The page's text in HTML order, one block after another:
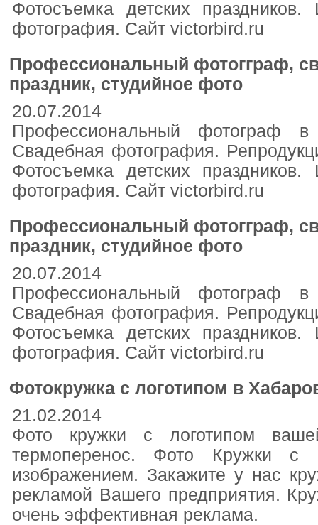
Фотосъемка детских
фотография. Сайт victorbird.ru
Профессиональный фотогграф,
праздник, студийное фото
20.07.2014
Профессиональный фотограф в
Свадебная фотография.
Фотосъемка детских
фотография. Сайт victorbird.ru
Профессиональный фотогграф,
праздник, студийное фото
20.07.2014
Профессиональный фотограф в
Свадебная фотография.
Фотосъемка детских
фотография. Сайт victorbird.ru
Фотокружка с логотипом в
21.02.2014
Фото кружки с логотипом
термоперенос. Фото Кружки
изображением. Закажите у нас
рекламой Вашего предприятия.
очень эффективная реклама.